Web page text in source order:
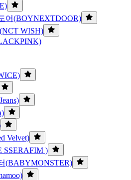
어(BOYNEXTDOOR)
WISH)
Velvet)
SSERAFIM )
(BABYMONSTER)